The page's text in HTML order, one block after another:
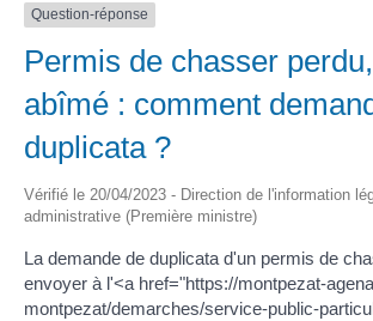
Question-réponse
Permis de chasser
abîmé : comment
duplicata ?
Vérifié le 20/04/2023 - Direction de l'information
administrative (Première ministre)
La demande de duplicata d'un permis de
envoyer à l'<a href="https://montpezat-
montpezat/demarches/service-public-